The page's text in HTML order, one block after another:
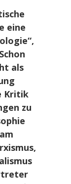
eine
als
Kritik
zu